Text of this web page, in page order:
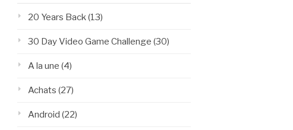
20 Years Back (13)
30 Day Video Game Challenge (30)
A la une (4)
Achats (27)
Android (22)